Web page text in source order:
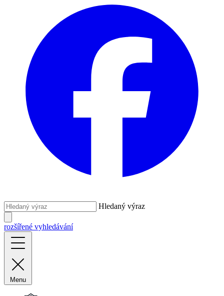
Hledaný výraz
rozšířené vyhledávání
Menu